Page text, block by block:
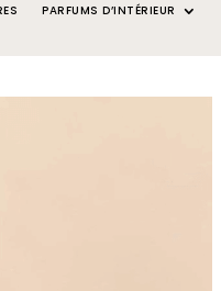
PARFUMS D’INTÉRIEUR